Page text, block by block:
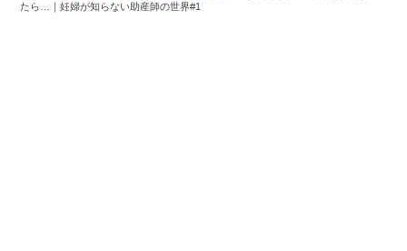
たら…｜妊婦が知らない助産師の世界#1